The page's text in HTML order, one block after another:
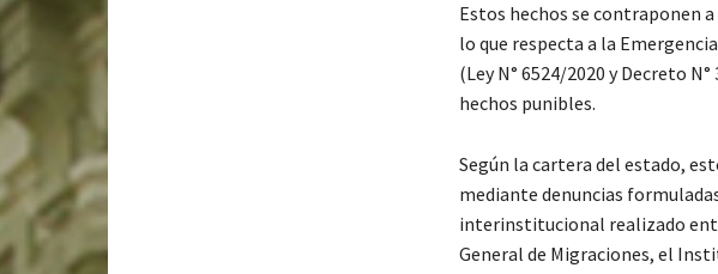
Estos hechos se contraponen
lo que respecta a la
(Ley N° 6524/2020 y Decreto
hechos punibles.
Según la cartera del estado,
mediante denuncias
interinstitucional realizado
General de Migraciones, el